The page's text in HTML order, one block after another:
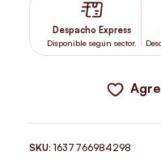
Despacho Express
Disponible según sector.
SKU:1637766984298